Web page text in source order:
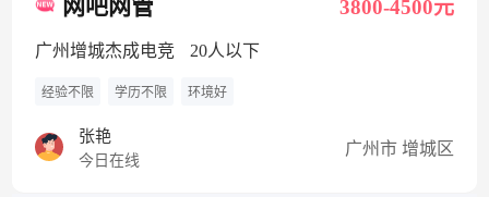
网吧网管 3800-4500元
广州增城杰成电竞 20人以下
经验不限 学历不限 环境好
张艳
今日在线
广州市 增城区